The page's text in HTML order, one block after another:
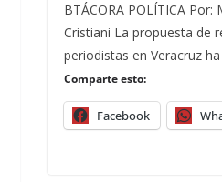
BTÁCORA POLÍTICA Por:
Cristiani La propuesta de
periodistas en Veracruz
Comparte esto:
Facebook